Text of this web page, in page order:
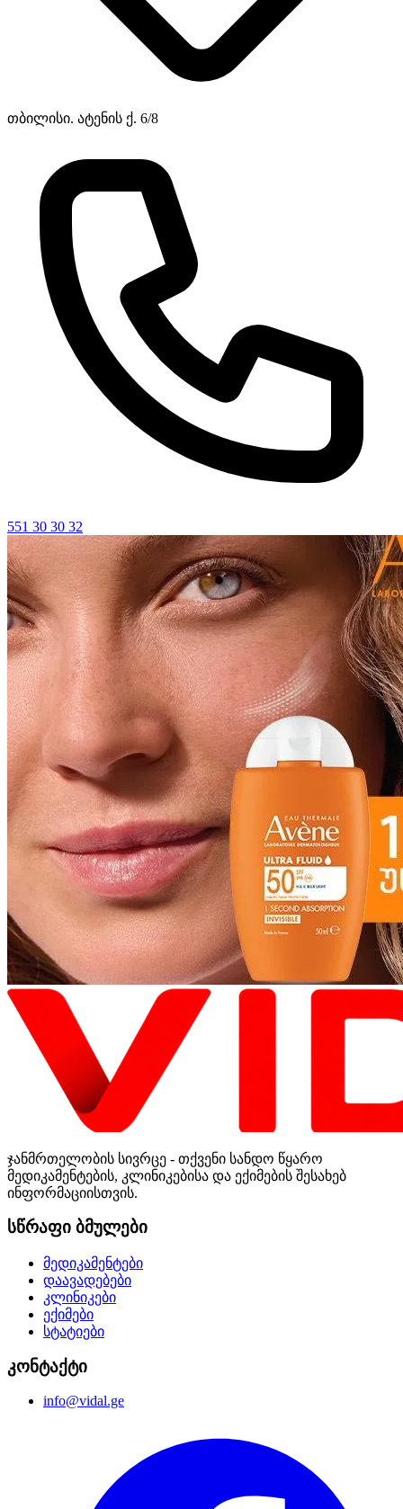
თბილისი. ატენის ქ. 6/8
551 30 30 32
ჯანმრთელობის სივრცე - თქვენი სანდო წყარო
მედიკამენტების, კლინიკებისა და ექიმების შესახებ
ინფორმაციისთვის.
სწრაფი ბმულები
მედიკამენტები
დაავადებები
კლინიკები
ექიმები
სტატიები
კონტაქტი
info@vidal.ge